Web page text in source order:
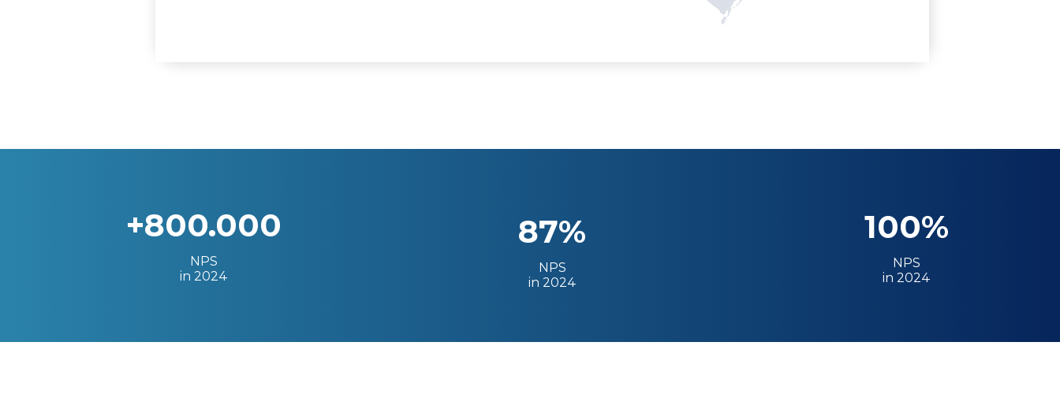
+800.000
NPS
in 2024
87%
NPS
in 2024
100%
NPS
in 2024